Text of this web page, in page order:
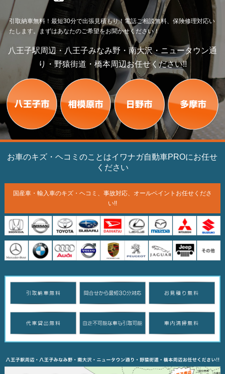
引取納車無料！最短30分で出張見積もり！電話ご相談無料、保険修理対応い
たします。まずはあなたのご希望をお聞かせください！
八王子駅周辺・八王子みなみ野・南大沢・ニュータウン通
り・野猿街道・橋本周辺お任せください!!
お車のキズ・ヘコミのことはイワナガ自動車PROにお任せ
ください
国産車・輸入車のキズ・ヘコミ、 事故対応、オールペイント お任せくださ
い!!